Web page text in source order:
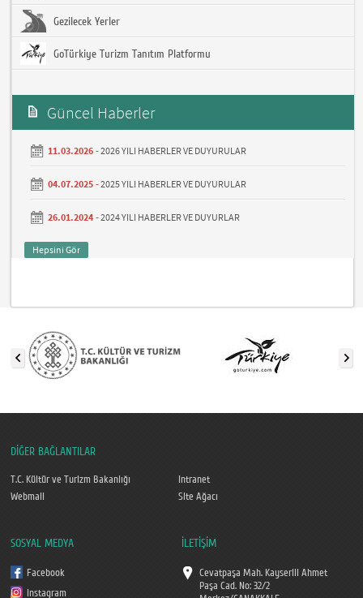
Gezilecek Yerler
GoTürkiye Turizm Tanıtım Platformu
Güncel Haberler
11.03.2026 -2026 YILI HABERLER VE DUYURULAR
04.07.2025 -2025 YILI HABERLER VE DUYURULAR
26.01.2024 -2024 YILI HABERLER VE DUYURLAR
Hepsini Gör
DİĞER BAĞLANTILAR
T.C. Kültür ve Turizm Bakanlığı
Intranet
Webmail
Site Ağacı
SOSYAL MEDYA
Facebook
Instagram
İLETİŞİM
Cevatpaşa Mah. Kayserili Ahmet
Paşa Cad. No: 32/2